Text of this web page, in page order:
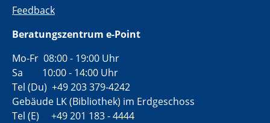
Feedback
Beratungszentrum e-Point
Mo-Fr 08:00 - 19:00 Uhr
Sa 10:00 - 14:00 Uhr
Tel (Du) +49 203 379-4242
Gebäude LK (Bibliothek) im Erdgeschoss
Tel (E) +49 201 183 - 4444